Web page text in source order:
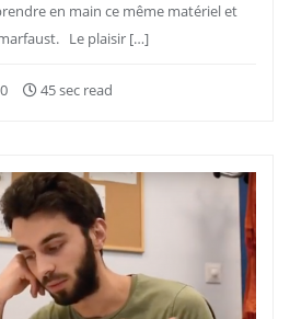
en main ce même matériel et
Le plaisir […]
0 45 sec read